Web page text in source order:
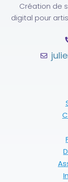
Création de
digital pour